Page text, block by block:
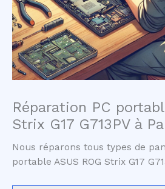
Réparation PC
Strix G17 G713PV à
Nous réparons tous types de
portable ASUS ROG Strix G17